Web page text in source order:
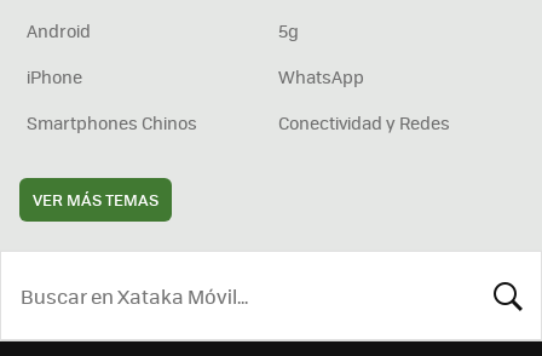
Android
5g
iPhone
WhatsApp
Smartphones Chinos
Conectividad y Redes
VER MÁS TEMAS